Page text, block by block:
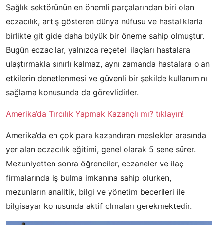
Sağlık sektörünün en önemli parçalarından biri olan
eczacılık, artış gösteren dünya nüfusu ve hastalıklarla
birlikte git gide daha büyük bir öneme sahip olmuştur.
Bugün eczacılar, yalnızca reçeteli ilaçları hastalara
ulaştırmakla sınırlı kalmaz, aynı zamanda hastalara olan
etkilerin denetlenmesi ve güvenli bir şekilde kullanımını
sağlama konusunda da görevlidirler.
Amerika’da Tırcılık Yapmak Kazançlı mı? tıklayın!
Amerika’da en çok para kazandıran meslekler arasında
yer alan eczacılık eğitimi, genel olarak 5 sene sürer.
Mezuniyetten sonra öğrenciler, eczaneler ve ilaç
firmalarında iş bulma imkanına sahip olurken,
mezunların analitik, bilgi ve yönetim becerileri ile
bilgisayar konusunda aktif olmaları gerekmektedir.